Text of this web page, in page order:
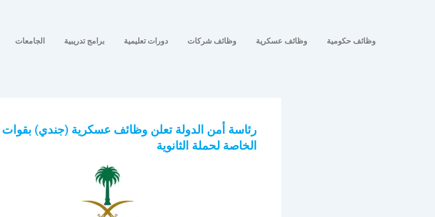
وظائف حكومية وظائف عسكرية وظائف شركات دورات تعليمية برامج تدريبية الجامعات
رئاسة أمن الدولة تعلن وظائف عسكرية (جندي) بقوات
الخاصة لحملة الثانوية